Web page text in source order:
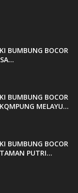
BUMBUNG BOCOR
BUMBUNG BOCOR
MELAYU...
BUMBUNG BOCOR
PUTRI...